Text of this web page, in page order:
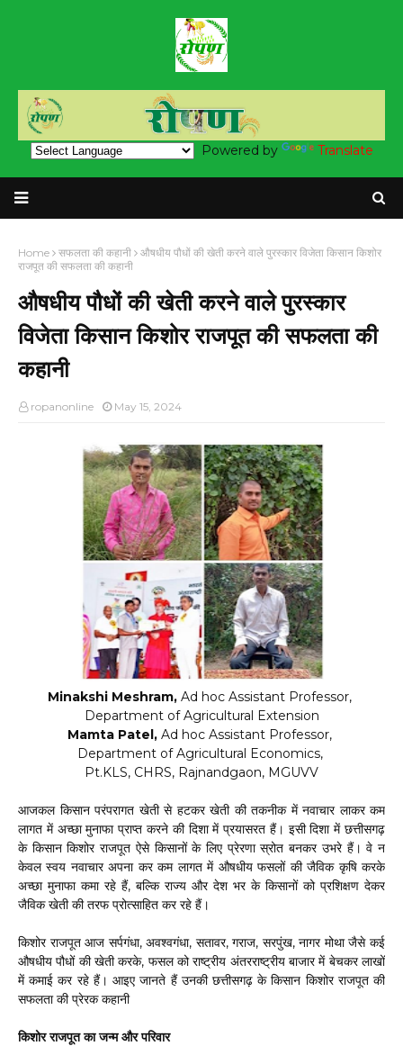
Powered by Translate
Home सफलता की कहानी
औषधीय पौधों की खेती करने वाले पुरस्कार विजेता किसान किशोर
राजपूत की सफलता की कहानी
औषधीय पौधों की खेती करने वाले पुरस्कार
विजेता किसान किशोर राजपूत की सफलता की
कहानी
ropanonline May 15, 2024
Minakshi Meshram, Ad hoc Assistant Professor,
Department of Agricultural Extension
Mamta Patel, Ad hoc Assistant Professor,
Department of Agricultural Economics,
Pt.KLS, CHRS, Rajnandgaon, MGUVV
आजकल किसान परंपरागत खेती से हटकर खेती की तकनीक में नवाचार लाकर कम
लागत में अच्छा मुनाफा प्राप्त करने की दिशा में प्रयासरत हैं। इसी दिशा में छत्तीसगढ़
के किसान किशोर राजपूत ऐसे किसानों के लिए प्रेरणा स्रोत बनकर उभरे हैं। वे न
केवल स्वय नवाचार अपना कर कम लागत में औषधीय फसलों की जैविक कृषि करके
अच्छा मुनाफा कमा रहे हैं, बल्कि राज्य और देश भर के किसानों को प्रशिक्षण देकर
जैविक खेती की तरफ प्रोत्साहित कर रहे हैं।
किशोर राजपूत आज सर्पगंधा, अवश्वगंधा, सतावर, गराज, सरपुंख, नागर मोथा जैसे कई
औषधीय पौधों की खेती करके, फसल को राष्ट्रीय अंतरराष्ट्रीय बाजार में बेचकर लाखों
में कमाई कर रहे हैं। आइए जानते हैं उनकी छत्तीसगढ़ के किसान किशोर राजपूत की
सफलता की प्रेरक कहानी
किशोर राजपूत का जन्म और परिवार